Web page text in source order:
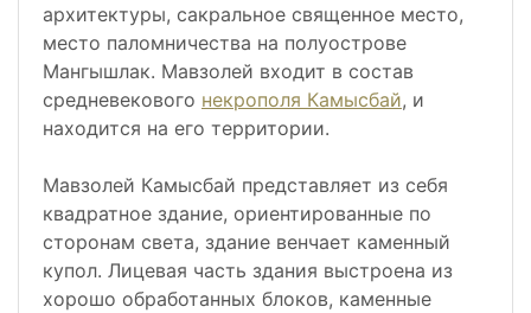
архитектуры, сакральное священное место,
место паломничества на полуострове
Мангышлак. Мавзолей входит в состав
средневекового некрополя Камысбай, и
находится на его территории.
Мавзолей Камысбай представляет из себя
квадратное здание, ориентированные по
сторонам света, здание венчает каменный
купол. Лицевая часть здания выстроена из
хорошо обработанных блоков, каменные